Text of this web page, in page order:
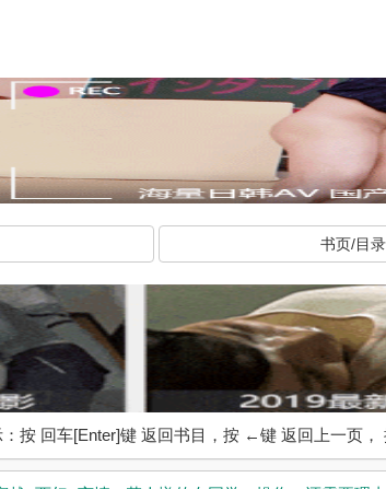
书页/目录
按 回车[Enter]键 返回书目，按 ←键 返回上一页